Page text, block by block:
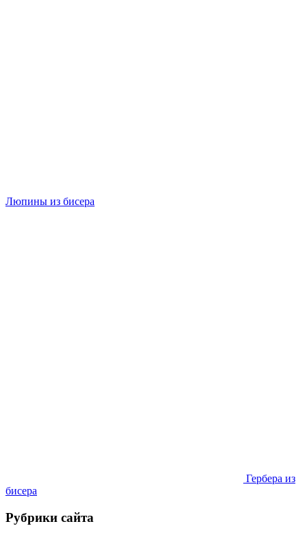
Люпины из бисера
Гербера из
бисера
Рубрики сайта